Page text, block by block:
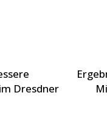
Dresdner